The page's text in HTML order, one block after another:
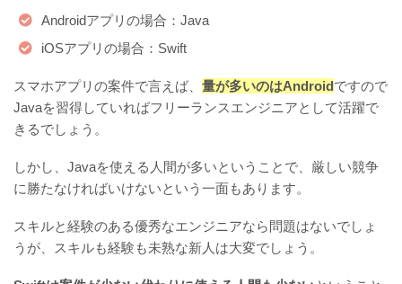
Androidアプリの場合：Java
iOSアプリの場合：Swift
スマホアプリの案件で言えば、 量が多いのはAndroidですので
Javaを習得していればフリーランスエンジニアとして活躍で
きるでしょう。
しかし、Javaを使える人間が多いということで、厳しい競争
に勝たなければいけないという一面もあります。
スキルと経験のある優秀なエンジニアなら問題はないでしょ
うが、スキルも経験も未熟な新人は大変でしょう。